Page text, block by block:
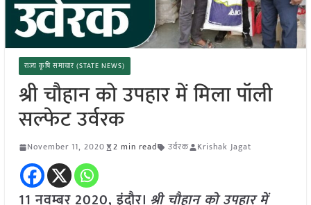
राज्य कृषि समाचार (STATE NEWS)
श्री चौहान को उपहार में मिला पॉली
सल्फेट उर्वरक
November 11, 2020 2 min read उर्वरक Krishak Jagat